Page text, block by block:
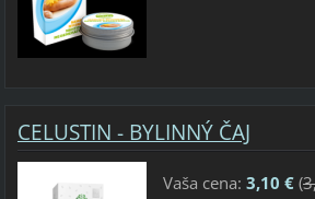
CELUSTIN - BYLINNÝ ČAJ
Vaša cena: 3,10 €(